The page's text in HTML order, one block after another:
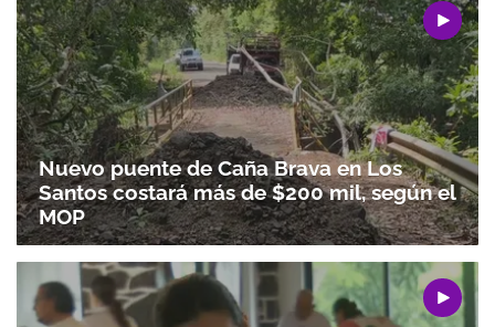
Nuevo puente de Caña Brava en Los
Santos costará más de $200 mil, según el
MOP